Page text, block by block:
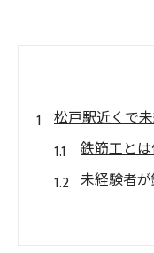
松戸駅近くで
鉄筋工と
未経験者
松戸駅周